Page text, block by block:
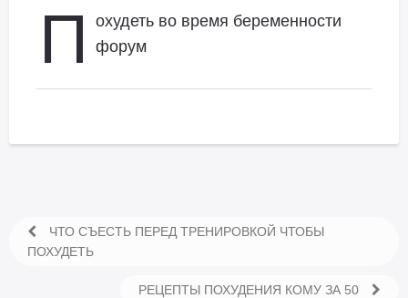
П
охудеть во время беременности
форум
ЧТО СЪЕСТЬ ПЕРЕД ТРЕНИРОВКОЙ ЧТОБЫ
ПОХУДЕТЬ
РЕЦЕПТЫ ПОХУДЕНИЯ КОМУ ЗА 50